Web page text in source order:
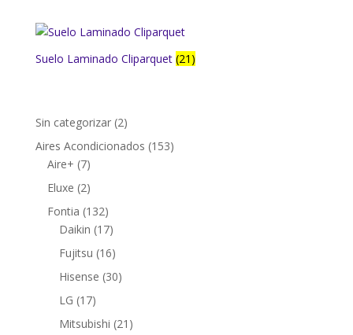
Suelo Laminado Cliparquet (21)
Sin categorizar 22
productos
Aires Acondicionados 153153
Aire+ 77
productos
Eluxe 22
productos
Fontia 132132
productos
Daikin 1717
productos
Fujitsu 1616
productos
Hisense 3030
LG 1717
productos
Mitsubishi 21 21